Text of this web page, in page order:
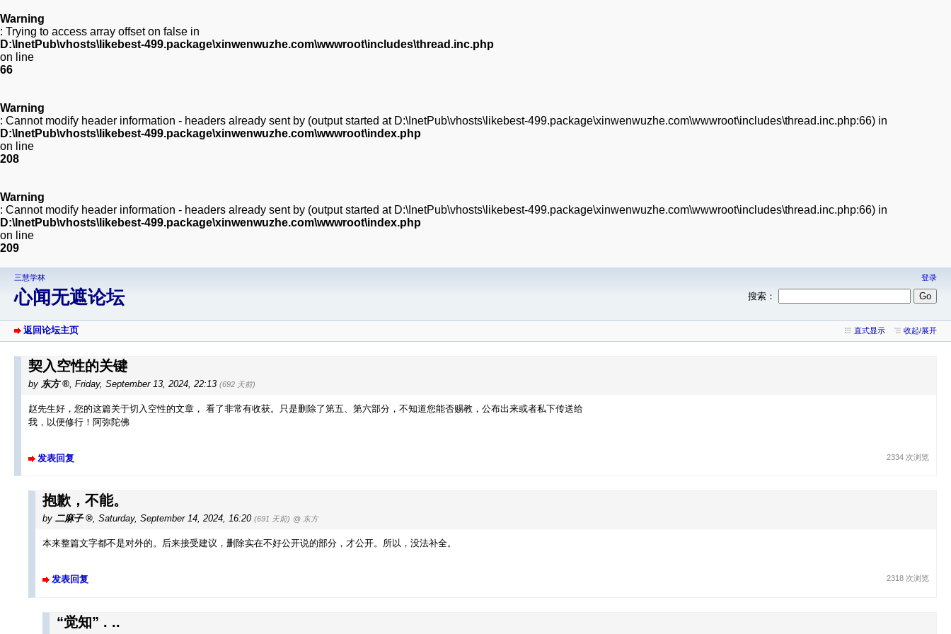
Warning
: Trying to access array offset on false in
D:\InetPub\vhosts\likebest-499.package\xinwenwuzhe.com\wwwroot\includes\thread.inc.php
on line
66
Warning
: Cannot modify header information - headers already sent by (output started at D:\InetPub\vhosts\likebest-499.package\xinwenwuzhe.com\wwwroot\includes\thread.inc.php:66) in
D:\InetPub\vhosts\likebest-499.package\xinwenwuzhe.com\wwwroot\index.php
on line
208
Warning
: Cannot modify header information - headers already sent by (output started at D:\InetPub\vhosts\likebest-499.package\xinwenwuzhe.com\wwwroot\includes\thread.inc.php:66) in
D:\InetPub\vhosts\likebest-499.package\xinwenwuzhe.com\wwwroot\index.php
on line
209
三慧学林
心闻无遮论坛
登录
搜索：
返回论坛主页 直式显示 收起/展开
契入空性的关键
by 东方 , Friday, September 13, 2024, 22:13 (692 天前)
赵先生好，您的这篇关于切入空性的文章， 看了非常有收获。只是删除了第五、第六部分，不知道您能否赐教，公布出来或者私下传送给
我，以便修行！阿弥陀佛
发表回复 2334 次浏览
抱歉，不能。
by 二麻子 , Saturday, September 14, 2024, 16:20 (691 天前) @ 东方
本来整篇文字都不是对外的。后来接受建议，删除实在不好公开说的部分，才公开。所以，没法补全。
发表回复 2318 次浏览
“觉知” . ..